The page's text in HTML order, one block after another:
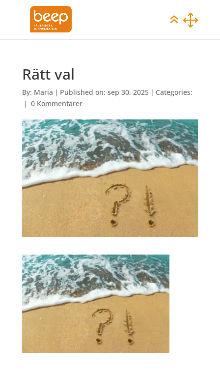
Rätt val
By: Maria | Published on: sep 30, 2025 | Categories:
| 0 Kommentarer